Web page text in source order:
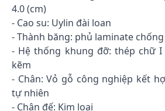
4.0 (cm)
- Cao su: Uylin đài loan
- Thành băng: phủ laminate
- Hệ thống khung đỡ: thép chữ
kẽm
- Chân: Vỏ gỗ công nghiệp kết
tự nhiên
- Chân đế: Kim loại